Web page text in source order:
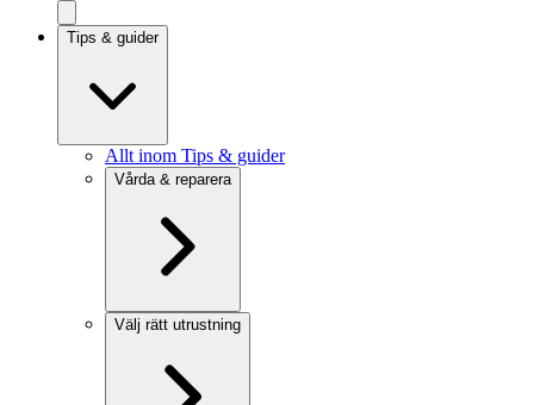
Tips & guider
Allt inom Tips & guider
Vårda & reparera
Välj rätt utrustning